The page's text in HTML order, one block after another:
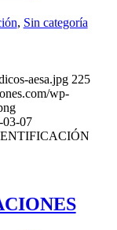
, Sin categoría
aesa.jpg 225
wp-
03-07